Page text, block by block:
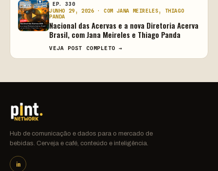
EP. 330
JUNHO 29, 2026 · COM JANA MEIRELES, THIAGO
PANDA
Nacional das Acervas e a nova Diretoria Acerva
Brasil, com Jana Meireles e Thiago Panda
VEJA POST COMPLETO →
Hub de comunicação e dados para o mercado de
bebidas. Cerveja e café, conteúdo e inteligência.
in